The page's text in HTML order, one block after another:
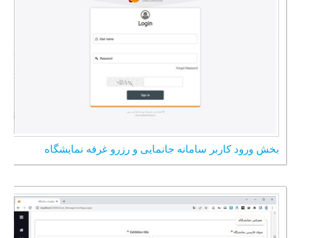
بخش ورود کاربر سامانه جانمایی و رزرو غرفه نمایشگاه